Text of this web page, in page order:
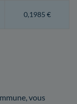
0,1985 €
vous